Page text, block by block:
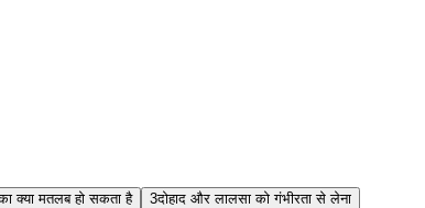
क्या मतलब हो सकता है 3दोहाद और लालसा को गंभीरता से लेना